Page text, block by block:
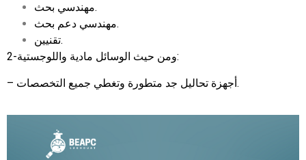
مهندسي بحث.
مهندسي دعم بحث.
تقنيين.
2-ومن حيث الوسائل مادية واللوجستية:
– أجهزة تحاليل جد متطورة وتغطي جميع التخصصات.